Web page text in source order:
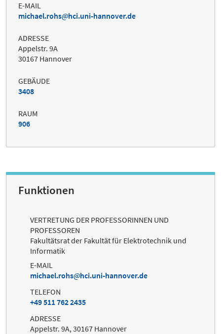
E-MAIL
michael.rohs
hci.uni-hannover.de
ADRESSE
Appelstr. 9A
30167 Hannover
GEBÄUDE
3408
RAUM
906
Funktionen
VERTRETUNG DER PROFESSORINNEN UND
PROFESSOREN
Fakultätsrat der Fakultät für Elektrotechnik und
Informatik
E-MAIL
michael.rohs
hci.uni-hannover.de
TELEFON
+49 511 762 2435
ADRESSE
Appelstr. 9A, 30167 Hannover